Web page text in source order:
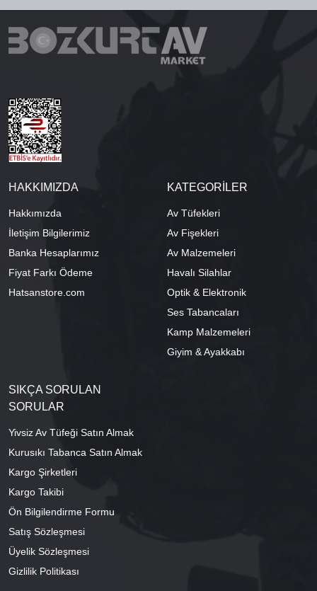
HAKKIMIZDA
Hakkımızda
İletişim Bilgilerimiz
Banka Hesaplarımız
Fiyat Farkı Ödeme
Hatsanstore.com
KATEGORİLER
Av Tüfekleri
Av Fişekleri
Av Malzemeleri
Havalı Silahlar
Optik & Elektronik
Ses Tabancaları
Kamp Malzemeleri
Giyim & Ayakkabı
SIKÇA SORULAN
SORULAR
Yivsiz Av Tüfeği Satın Almak
Kurusıkı Tabanca Satın Almak
Kargo Şirketleri
Kargo Takibi
Ön Bilgilendirme Formu
Satış Sözleşmesi
Üyelik Sözleşmesi
Gizlilik Politikası